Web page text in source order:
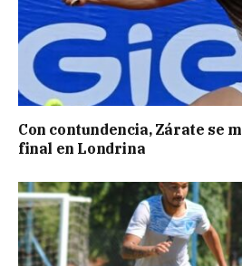
Con contundencia, Zárate se
final en Londrina